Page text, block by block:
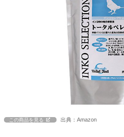
この商品を見る 出典：Amazon